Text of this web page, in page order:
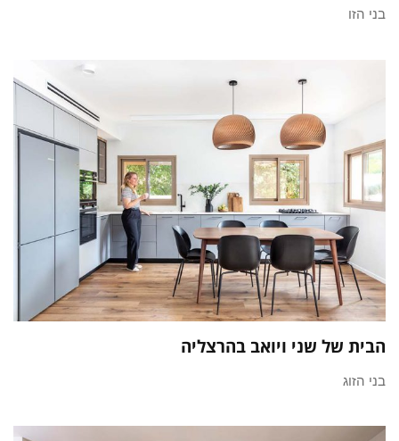
בני הזו
הבית של שני ויואב בהרצליה
בני הזוג